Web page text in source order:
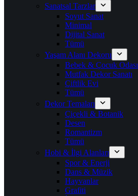
Sanatsal Tarzlar
Soyut Sanat
Minimal
Dijital Sanat
Tümü
Yaşam Alanı Dekoru
Bebek & Çocuk Odası
Mutfak Dekor Sanatı
Çiftlik Evi
Tümü
Dekor Temaları
Çiçekli & Botanik
Desen
Romantizm
Tümü
Hobi & İlgi Alanları
Spor & Enerji
Dans & Müzik
Hayvanlar
Grafiti